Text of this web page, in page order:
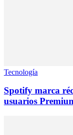
Tecnología
Spotify marca
usuarios